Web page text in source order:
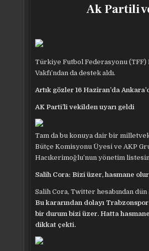
Ak Partili
Türkiye Futbol Federasyonu (TFF)
Vakfı’ndan da destek aldı.
Artık gözler 16 Haziran’da
AK Parti’li vekilden uyarı geldi
Tam da bu konuya dair bir
Bütçe Komisyonu Üyesi ve AKP
Hacıkerimoğlu’nun yönetim
Salih Cora: Bizi üzer, hasmane
Salih Cora, Twitter hesabından dün
Bu kararından dolayı
bir durum bizi üzer. Hatta
dikkat çekti.